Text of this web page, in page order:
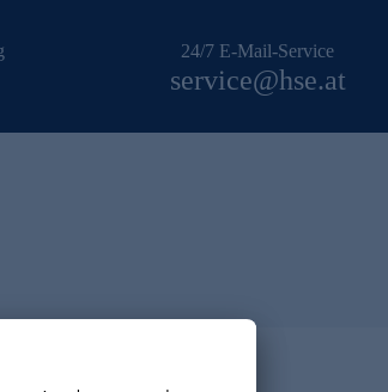
24/7 E-Mail-Service
service@hse.at